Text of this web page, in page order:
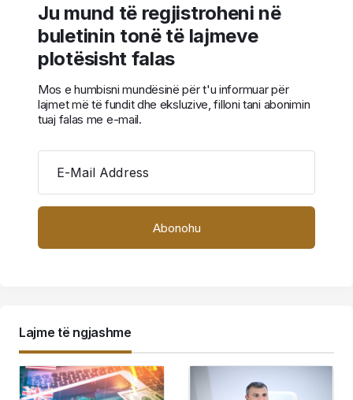
Ju mund të regjistroheni në
buletinin tonë të lajmeve
plotësisht falas
Mos e humbisni mundësinë për t'u informuar për
lajmet më të fundit dhe eksluzive, filloni tani abonimin
tuaj falas me e-mail.
E-Mail Address
Lajme të ngjashme